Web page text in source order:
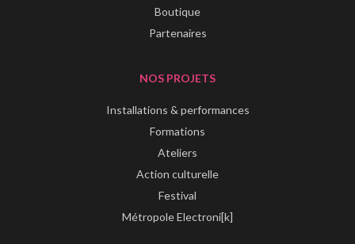
Boutique
Partenaires
NOS PROJETS
Installations & performances
Formations
Ateliers
Action culturelle
Festival
Métropole Electroni[k]